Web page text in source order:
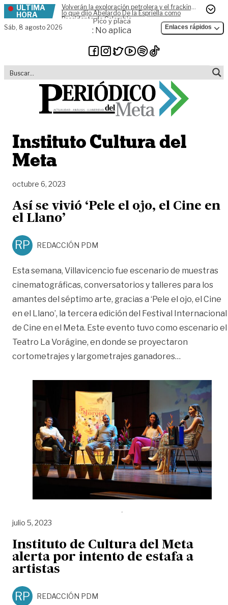
Skip to content
ÚLTIMA
HORA
Volverán la exploración petrolera y el fracking,
lo que dijo Abelardo De la Espriella como
Presidente de Colombia
Sáb, 8 agosto 2026
Pico y placa
: No aplica Enlaces rápidos
Instituto Cultura del
Meta
octubre 6, 2023
Así se vivió ‘Pele el ojo, el Cine en
el Llano’
RP REDACCIÓN PDM
Esta semana, Villavicencio fue escenario de muestras
cinematográficas, conversatorios y talleres para los
amantes del séptimo arte, gracias a ‘Pele el ojo, el Cine
en el Llano’, la tercera edición del Festival Internacional
de Cine en el Meta. Este evento tuvo como escenario el
Teatro La Vorágine, en donde se proyectaron
cortometrajes y largometrajes ganadores…
julio 5, 2023
Instituto de Cultura del Meta
alerta por intento de estafa a
artistas
RP REDACCIÓN PDM